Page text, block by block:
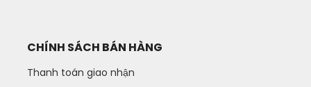
CHÍNH SÁCH BÁN HÀNG
Thanh toán giao nhận